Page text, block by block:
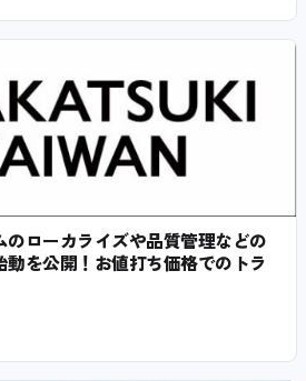
ローカライズや品質管理などの
を公開！お値打ち価格でのトラ